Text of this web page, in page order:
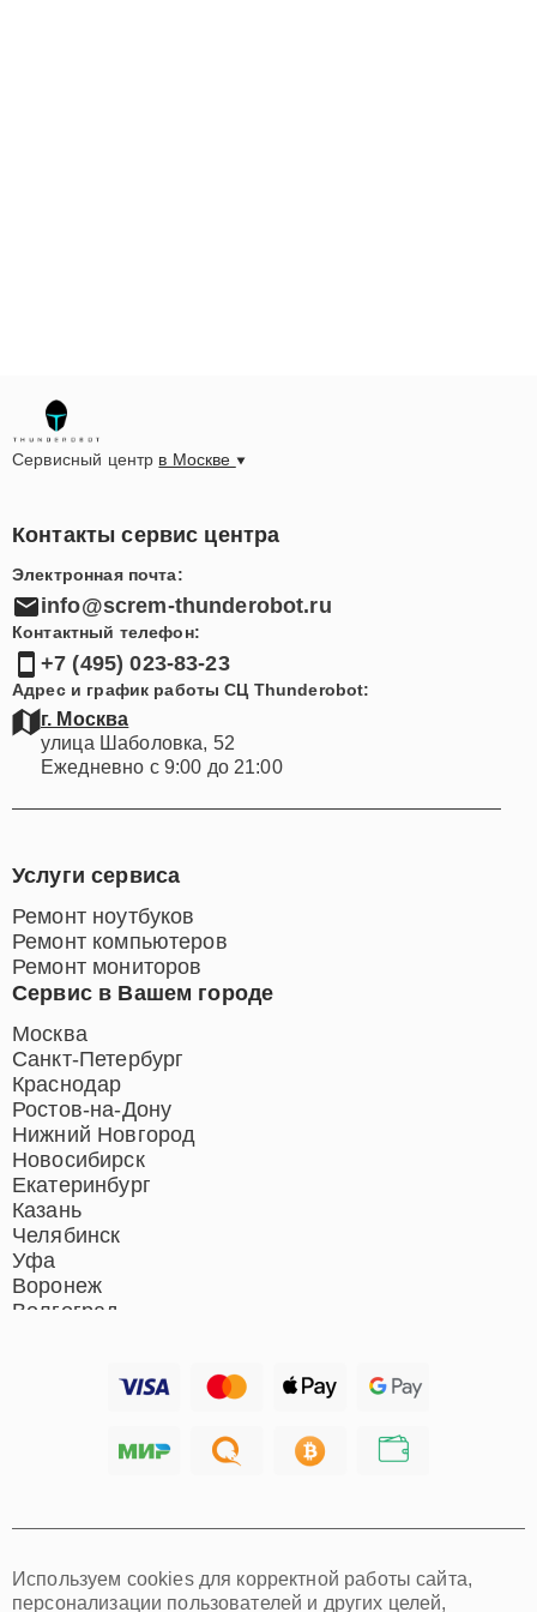
Сервисный центрв Москве
Контакты сервис центра
Электронная почта:
info@screm-thunderobot.ru
Контактный телефон:
+7 (495) 023-83-23
Адрес и график работы СЦ Thunderobot:
г. Москва
улица Шаболовка, 52
Ежедневно с 9:00 до 21:00
Сервис в Вашем городе
Москва
Санкт-Петербург
Краснодар
Ростов-на-Дону
Нижний Новгород
Новосибирск
Екатеринбург
Казань
Челябинск
Уфа
Воронеж
Волгоград
Хабаровск
Самара
Омск
Услуги сервиса
Ремонт ноутбуков
Ремонт компьютеров
Ремонт мониторов
Используем cookies для корректной работы сайта,
персонализации пользователей и других целей,